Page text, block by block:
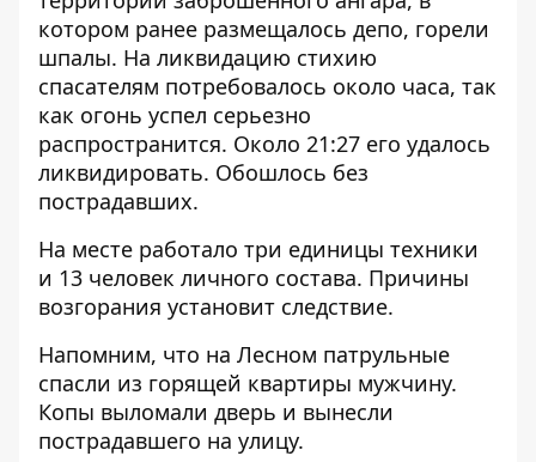
котором ранее размещалось депо, горели
шпалы. На ликвидацию стихию
спасателям потребовалось около часа, так
как огонь успел серьезно
распространится. Около 21:27 его удалось
ликвидировать. Обошлось без
пострадавших.
На месте работало три единицы техники
и 13 человек личного состава. Причины
возгорания установит следствие.
Напомним, что на Лесном патрульные
спасли из горящей квартиры мужчину.
Копы выломали дверь и вынесли
пострадавшего на улицу.